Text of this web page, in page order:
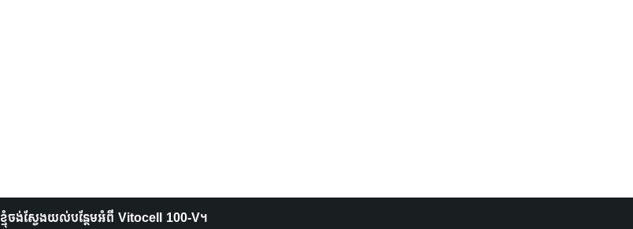
ខ្ញុំចង់ស្វែងយល់បន្ថែមអំពី Vitocell 100-V។